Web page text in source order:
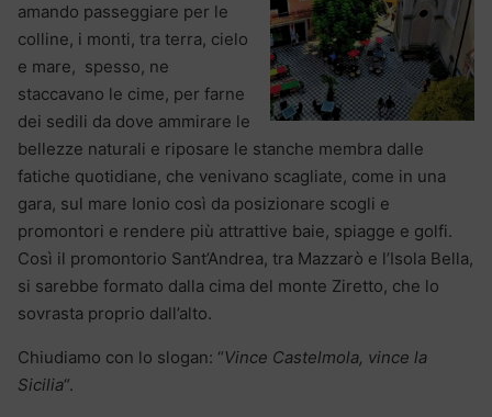
amando passeggiare per le
colline, i monti, tra terra, cielo
e mare, spesso, ne
staccavano le cime, per farne
dei sedili da dove ammirare le
bellezze naturali e riposare le stanche membra dalle
fatiche quotidiane, che venivano scagliate, come in una
gara, sul mare Ionio così da posizionare scogli e
promontori e rendere più attrattive baie, spiagge e golfi.
Così il promontorio Sant’Andrea, tra Mazzarò e l’Isola Bella,
si sarebbe formato dalla cima del monte Ziretto, che lo
sovrasta proprio dall’alto.
Chiudiamo con lo slogan: “Vince Castelmola, vince la
Sicilia“.